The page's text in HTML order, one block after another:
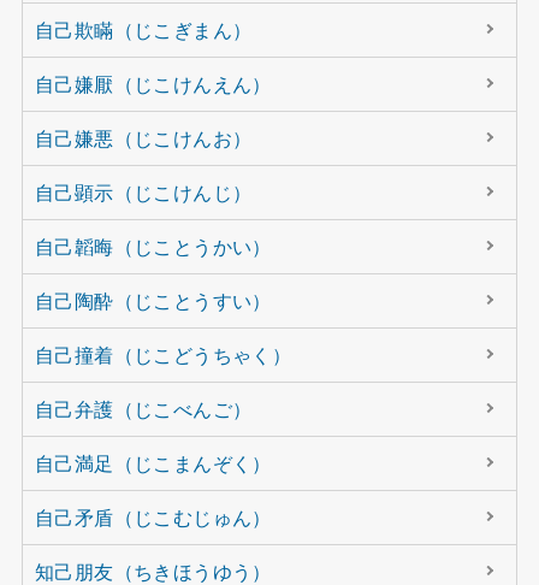
自己欺瞞（じこぎまん）
自己嫌厭（じこけんえん）
自己嫌悪（じこけんお）
自己顕示（じこけんじ）
自己韜晦（じことうかい）
自己陶酔（じことうすい）
自己撞着（じこどうちゃく）
自己弁護（じこべんご）
自己満足（じこまんぞく）
自己矛盾（じこむじゅん）
知己朋友（ちきほうゆう）